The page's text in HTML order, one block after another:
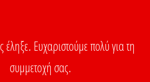
έληξε. Ευχαριστούμε πολύ για τη
συμμετοχή σας.